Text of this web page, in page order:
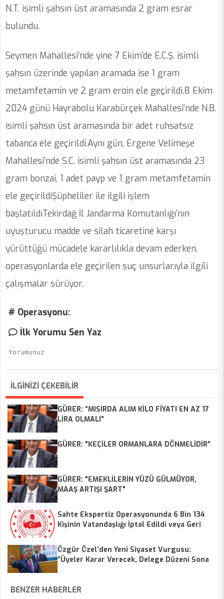
N.T. isimli şahsın üst aramasında 2 gram esrar
bulundu.
Seymen Mahallesi'nde yine 7 Ekim'de E.C.Ş. isimli
şahsın üzerinde yapılan aramada ise 1 gram
metamfetamin ve 2 gram eroin ele geçirildi.8 Ekim
2024 günü Hayrabolu Karabürçek Mahallesi'nde N.B.
isimli şahsın üst aramasında bir adet ruhsatsız
tabanca ele geçirildi.Aynı gün, Ergene Velimeşe
Mahallesi'nde S.C. isimli şahsın üst aramasında 23
gram bonzai, 1 adet payp ve 1 gram metamfetamin
ele geçirildiŞüpheliler ile ilgili işlem
başlatıldıTekirdağ İl Jandarma Komutanlığı'nın
uyuşturucu madde ve silah ticaretine karşı
yürüttüğü mücadele kararlılıkla devam ederken,
operasyonlarda ele geçirilen suç unsurlarıyla ilgili
çalışmalar sürüyor.
# Operasyonu:
İlk Yorumu Sen Yaz
İLGİNİZİ ÇEKEBİLİR
GÜRER: “MISIRDA ALIM KİLO FİYATI EN AZ 17
LİRA OLMALI”
GÜRER: "KEÇİLER ORMANLARA DÖNMELİDİR”
GÜRER: "EMEKLİLERİN YÜZÜ GÜLMÜYOR,
MAAŞ ARTIŞI ŞART"
Sahte Ekspertiz Operasyonunda 6 Bin 134
Kişinin Vatandaşlığı İptal Edildi veya Geri
Özgür Özel’den Yeni Siyaset Vurgusu:
“Üyeler Karar Verecek, Delege Düzeni Sona
BENZER HABERLER